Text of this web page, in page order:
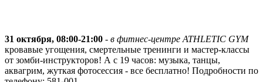
31 октября, 08:00-21:00 - в фитнес-центре ATHLETIC GYM
кровавые угощения, смертельные тренинги и мастер-классы
от зомби-инструкторов! А с 19 часов: музыка, танцы,
аквагрим, жуткая фотосессия - все бесплатно! Подробности по